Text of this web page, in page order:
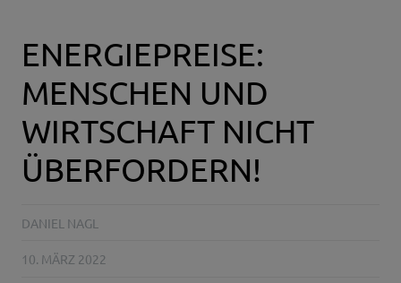
ENERGIEPREISE:
MENSCHEN UND
WIRTSCHAFT NICHT
ÜBERFORDERN!
DANIEL NAGL
10. MÄRZ 2022